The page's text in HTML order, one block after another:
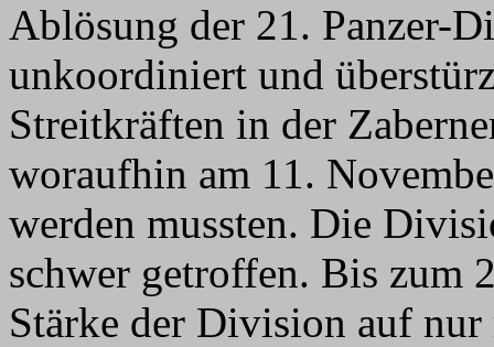
Ablösung der 21. Panzer-
unkoordiniert und
Streitkräften in der
woraufhin am 11.
werden mussten. Die
schwer getroffen. Bis zum
Stärke der Division auf